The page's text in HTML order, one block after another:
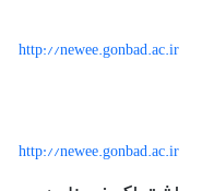
http://newee.gonbad.ac.ir
http://newee.gonbad.ac.ir